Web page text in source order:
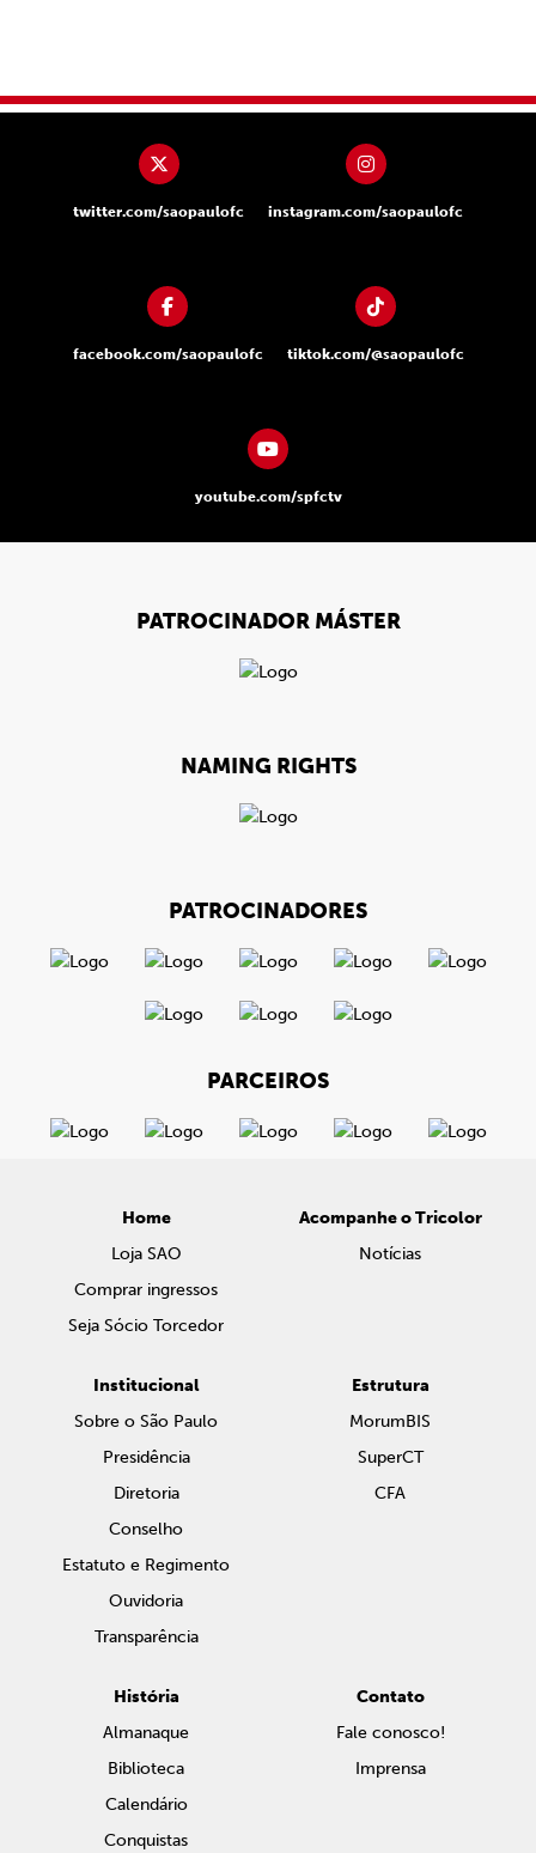
twitter.com/saopaulofc instagram.com/saopaulofc
facebook.com/saopaulofc tiktok.com/@saopaulofc
youtube.com/spfctv
PATROCINADOR MÁSTER
NAMING RIGHTS
PATROCINADORES
PARCEIROS
Home
Loja SAO
Comprar ingressos
Seja Sócio Torcedor
Acompanhe o Tricolor
Notícias
Institucional
Sobre o São Paulo
Presidência
Diretoria
Conselho
Estatuto e Regimento
Ouvidoria
Transparência
Estrutura
MorumBIS
SuperCT
CFA
História
Almanaque
Biblioteca
Calendário
Conquistas
Contato
Fale conosco!
Imprensa